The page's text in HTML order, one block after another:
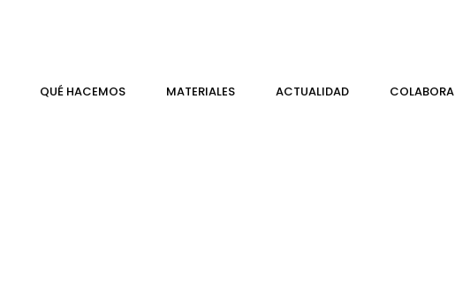
QUÉ HACEMOS MATERIALES ACTUALIDAD COLABORA